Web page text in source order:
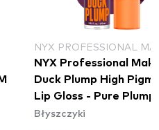
NYX PROFESSIONAL
NYX Professional
Duck Plump High
Lip Gloss - Pure Plump
(DPLL17)
Błyszczyki